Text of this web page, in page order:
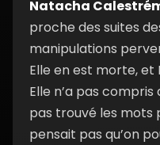
Natacha
proche des suites
manipulations
Elle en est morte, et
Elle n’a pas compris
pas trouvé les mots
pensait pas qu’on